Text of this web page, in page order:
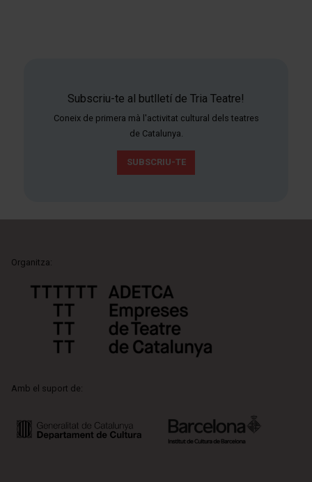
Subscriu-te al butlletí de Tria Teatre!
Coneix de primera mà l'activitat cultural dels teatres
de Catalunya.
SUBSCRIU-TE
Organitza:
Amb el suport de: